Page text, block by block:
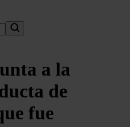
a la
de
fue